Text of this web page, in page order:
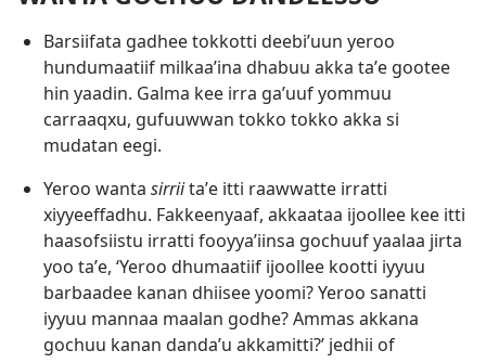
Barsiifata gadhee tokkotti deebiʼuun yeroo
hundumaatiif milkaaʼina dhabuu akka taʼe gootee
hin yaadin. Galma kee irra gaʼuuf yommuu
carraaqxu, gufuuwwan tokko tokko akka si
mudatan eegi.
Yeroo wanta sirriitaʼe itti raawwatte irratti
xiyyeeffadhu. Fakkeenyaaf, akkaataa ijoollee kee itti
haasofsiistu irratti fooyyaʼiinsa gochuuf yaalaa jirta
yoo taʼe, ‘Yeroo dhumaatiif ijoollee kootti iyyuu
barbaadee kanan dhiisee yoomi? Yeroo sanatti
iyyuu mannaa maalan godhe? Ammas akkana
gochuu kanan dandaʼu akkamitti?’ jedhii of